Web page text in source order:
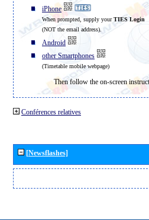
iPhone
When prompted, supply yourTIES Login
(NOT the email address).
Android
other Smartphones
(Timetable mobile webpage)
Then follow the on-screen
Conférences relatives
[Newsflashes]